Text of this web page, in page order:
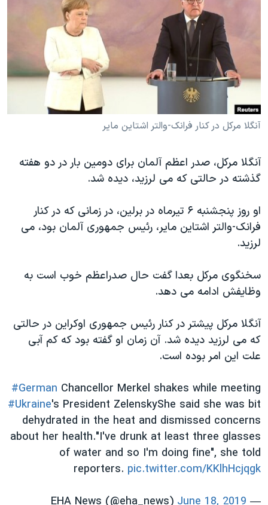
فرهنگ و زندگی
حقوق شهروندی
اقتصادی
علم و فناوری
اسرائیل در جنگ
انتخابات ریاست جمهوری آمریکا ۲۰۲۴
حمله جمهوری اسلامی به اسرائیل
رمز مهسا
ورزش زنان در ایران
اعتراضات زن، زندگی، آزادی
تریبونال مردمی آبان ۹۸
دادگاه حمید نوری
چهل سال گروگان‌گیری
قانون شفافیت دارائی کادر رهبری ایران
اعتراضات مردمی آبان ۹۸
اسرائیل در جنگ
نرگس محمدی برنده جایزه نوبل صلح
صفحه‌های ویژه
سفر پرزیدنت ترامپ به چین
زبانهای مختلف
آنگلا مرکل در کنار فرانک-والتر اشتاین مایر
آنگلا مرکل، صدر اعظم آلمان برای دومین بار در دو هفته
گذشته در حالتی که می لرزید، دیده شد.
او روز پنجشنبه ۶ تیرماه در برلین، در زمانی که در کنار
فرانک-والتر اشتاین مایر، رئیس جمهوری آلمان بود، می
لرزید.
سخنگوی مرکل بعدا گفت حال صدراعظم خوب است به
وظایفش ادامه می دهد.
آنگلا مرکل پیشتر در کنار رئیس جمهوری اوکراین در حالتی
که می لرزید دیده شد. آن زمان او گفته بود که کم آبی
علت این امر بوده است.
#German Chancellor Merkel shakes while meeting
#Ukraine's President ZelenskyShe said she was bit
dehydrated in the heat and dismissed concerns
about her health."I've drunk at least three glasses
of water and so I'm doing fine", she told
reporters. pic.twitter.com/KKlhHcjqgk